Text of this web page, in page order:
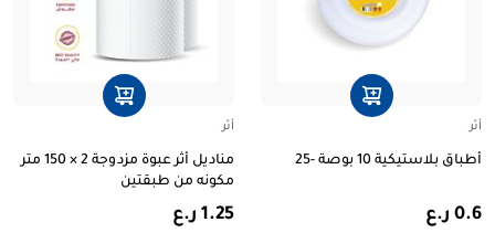
أثر
أطباق بلاستيكية 10 بوصة -25
0.6 ر.ع
أثر
مناديل أثر عبوة مزدوجة 2 × 150 متر
مكونه من طبقتين
1.25 ر.ع